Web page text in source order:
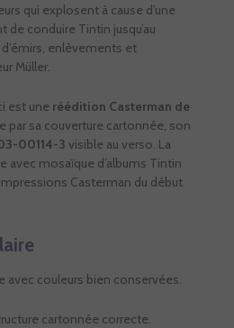
qui explosent à cause d’une
de conduire Tintin jusqu’au
enlèvements et
Müller.
est une réédition Casterman de
par sa couverture cartonnée, son
00114-3 visible au verso. La
avec mosaïque d’albums Tintin
Casterman du début
avec couleurs bien conservées.
cartonnée correcte.